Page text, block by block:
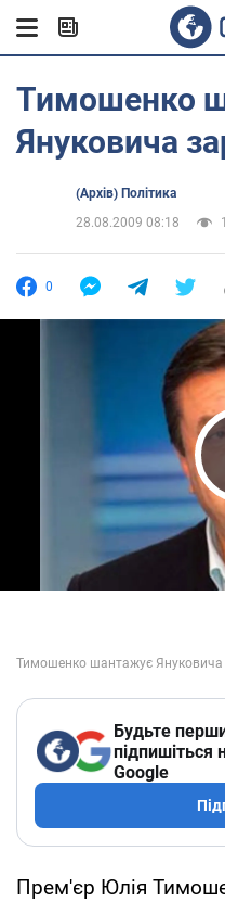
Тимошенко
Януковича
(Архів) Політика
28.08.2009 08:18
0
Будьте
підпишіться
Google
Прем'єр Юлія